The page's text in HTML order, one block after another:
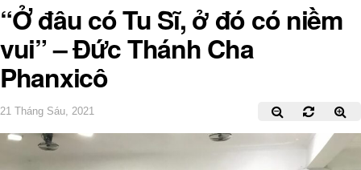
“Ở đâu có Tu Sĩ, ở đó có niềm
vui” – Đức Thánh Cha
Phanxicô
21 Tháng Sáu, 2021